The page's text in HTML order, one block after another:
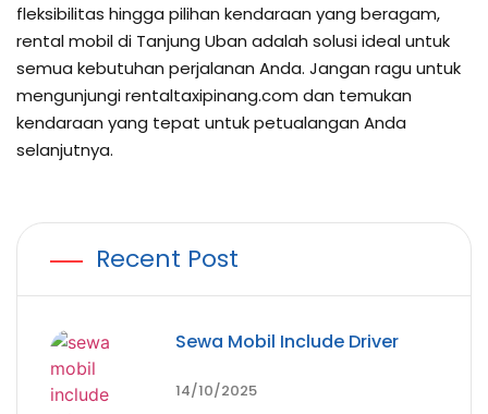
fleksibilitas hingga pilihan kendaraan yang beragam,
rental mobil di Tanjung Uban adalah solusi ideal untuk
semua kebutuhan perjalanan Anda. Jangan ragu untuk
mengunjungi rentaltaxipinang.com dan temukan
kendaraan yang tepat untuk petualangan Anda
selanjutnya.
Recent Post
Sewa Mobil Include Driver
14/10/2025